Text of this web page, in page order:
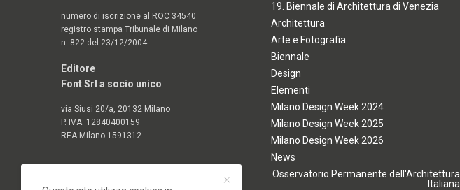
numero di iscrizione al ROC 34540
registro stampa Tribunale di Milano
n. 822 del 23/12/2004
Editore
Font Srl a socio unico
via Siusi 20/a, 20132 Milano
P. IVA: 12840400159
REA Milano 1591312
19. Biennale di Architettura di Venezia
Architettura
Arte e Fotografia
Biennale
Design
Elementi
Milano Design Week 2024
Milano Design Week 2025
Milano Design Week 2026
News
Osservatorio Permanente dell'Architettura
Italiana